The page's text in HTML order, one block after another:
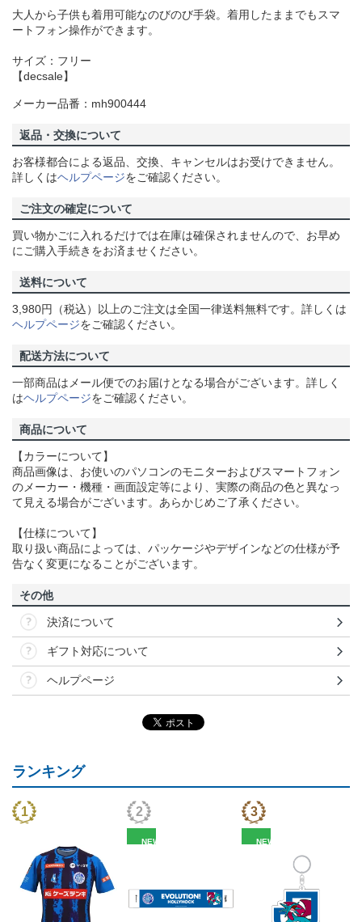
大人から子供も着用可能なのびのび手袋。着用したままでもスマ
ートフォン操作ができます。
サイズ：フリー
【decsale】
メーカー品番：mh900444
返品・交換について
お客様都合による返品、交換、キャンセルはお受けできません。
詳しくはヘルプページをご確認ください。
ご注文の確定について
買い物かごに入れるだけでは在庫は確保されませんので、お早め
にご購入手続きをお済ませください。
送料について
3,980円（税込）以上のご注文は全国一律送料無料です。詳しくは
ヘルプページをご確認ください。
配送方法について
一部商品はメール便でのお届けとなる場合がございます。詳しく
はヘルプページをご確認ください。
商品について
【カラーについて】
商品画像は、お使いのパソコンのモニターおよびスマートフォン
のメーカー・機種・画面設定等により、実際の商品の色と異なっ
て見える場合がございます。あらかじめご了承ください。
【仕様について】
取り扱い商品によっては、パッケージやデザインなどの仕様が予
告なく変更になることがございます。
その他
決済について
ギフト対応について
ヘルプページ
ランキング
NEW NEW